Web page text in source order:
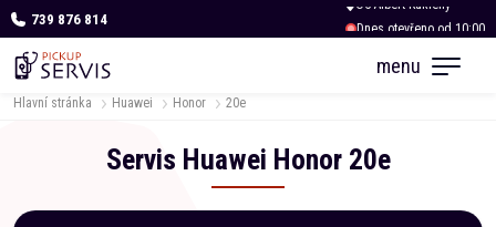
739 876 814
Dnes otevřeno od 10:00
menu
Hlavní stránka Huawei Honor 20e
Servis Huawei Honor 20e